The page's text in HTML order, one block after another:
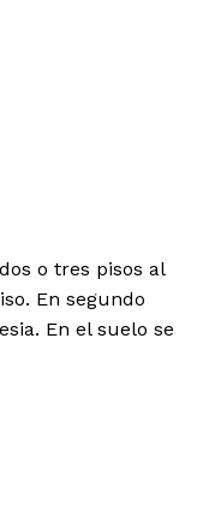
o tres pisos al
En segundo
En el suelo se